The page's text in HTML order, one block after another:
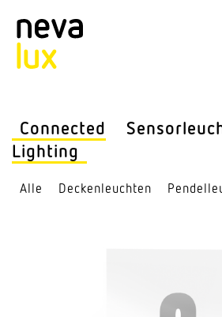
Connected
Lighting
Alle Decken­leuchten